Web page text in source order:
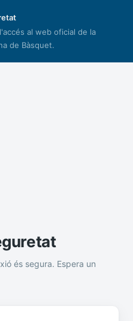
al web oficial de la
de Bàsquet.
és segura. Espera un